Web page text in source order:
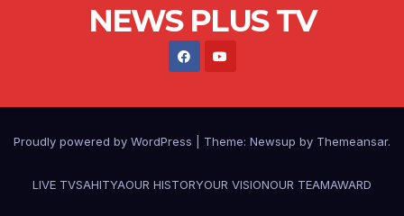
NEWS PLUS TV
Proudly powered by WordPress Theme: Newsup by Themeansar.
LIVE TVSAHITYAOUR HISTORYOUR VISIONOUR TEAMAWARD